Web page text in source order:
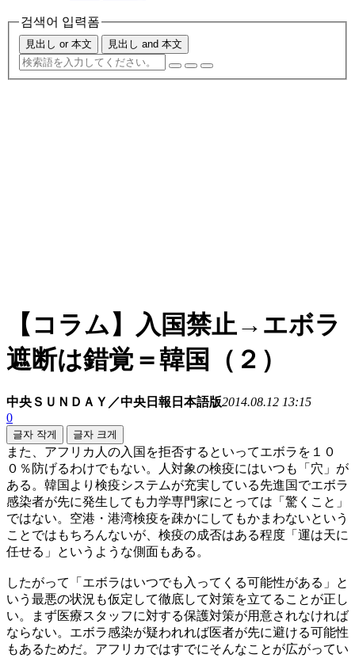
검색어 입력폼
見出し or 本文 見出し and 本文
【コラム】入国禁止→エボラ
遮断は錯覚＝韓国（２）
中央ＳＵＮＤＡＹ／中央日報日本語版2014.08.12 13:15
0
글자 작게 글자 크게
また、アフリカ人の入国を拒否するといってエボラを１０
０％防げるわけでもない。人対象の検疫にはいつも「穴」が
ある。韓国より検疫システムが充実している先進国でエボラ
感染者が先に発生しても力学専門家にとっては「驚くこと」
ではない。空港・港湾検疫を疎かにしてもかまわないという
ことではもちろんないが、検疫の成否はある程度「運は天に
任せる」というような側面もある。
したがって「エボラはいつでも入ってくる可能性がある」と
いう最悪の状況も仮定して徹底して対策を立てることが正し
い。まず医療スタッフに対する保護対策が用意されなければ
ならない。エボラ感染が疑われれば医者が先に避ける可能性
もあるためだ。アフリカではすでにそんなことが広がってい